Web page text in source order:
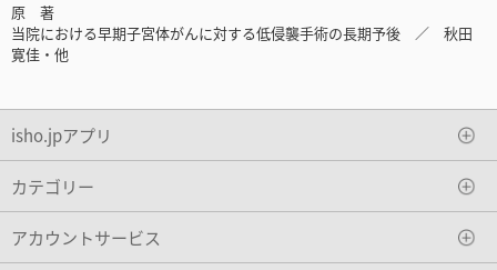
原 著
当院における早期子宮体がんに対する低侵襲手術の長期予後 ／ 秋田
寛佳・他
isho.jpアプリ
カテゴリー
アカウントサービス